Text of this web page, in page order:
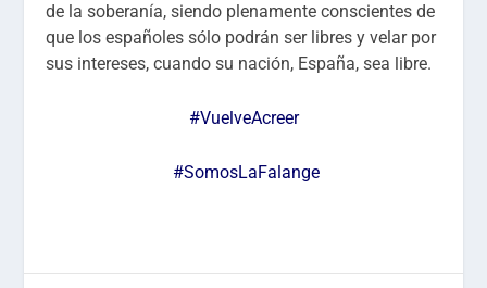
de la soberanía, siendo plenamente conscientes de
que los españoles sólo podrán ser libres y velar por
sus intereses, cuando su nación, España, sea libre.
#VuelveAcreer
#SomosLaFalange